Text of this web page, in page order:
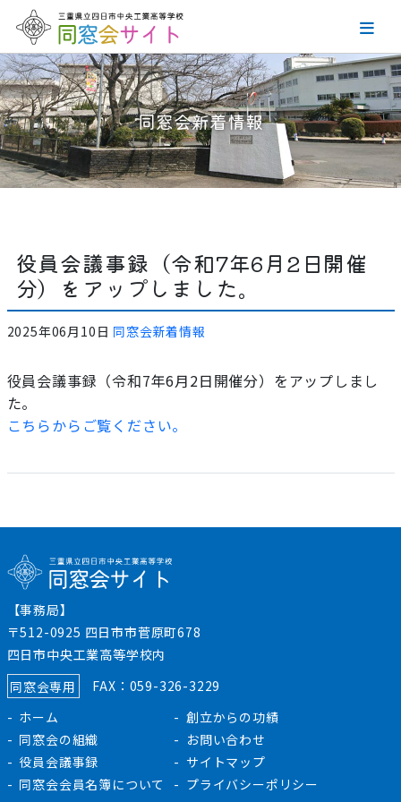
ホーム
同窓会の組織
役員会議事録
創立からの功績
お問い合わせ
サイトマップ
プライバシーポリシー
同窓会新着情報
役員会議事録（令和7年6月2日開催
分）をアップしました。
2025年06月10日 同窓会新着情報
役員会議事録（令和7年6月2日開催分）をアップしまし
た。
こちらからご覧ください。
【事務局】
〒512-0925 四日市市菅原町678
四日市中央工業高等学校内
同窓会専用
FAX：059-326-3229
ホーム
同窓会の組織
役員会議事録
同窓会会員名簿について
創立からの功績
お問い合わせ
サイトマップ
プライバシーポリシー